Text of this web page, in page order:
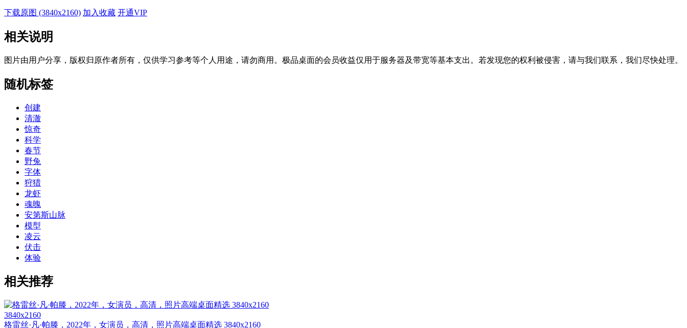
下载原图 (3840x2160) 加入收藏 开通VIP
相关说明
图片由用户分享，版权归原作者所有，仅供学习参考等个人用途，请勿商用。极品桌面的会员收益仅用于服务器及带宽等基本支出。若发现您的权利被侵害，请与我们联系，我们尽快处理。
随机标签
创建
清澈
惊奇
科学
春节
野兔
字体
狩猎
龙虾
魂魄
安第斯山脉
模型
凌云
伏击
体验
相关推荐
3840x2160
格雷丝·凡·帕滕，2022年，女演员，高清，照片高端桌面精选 3840x2160